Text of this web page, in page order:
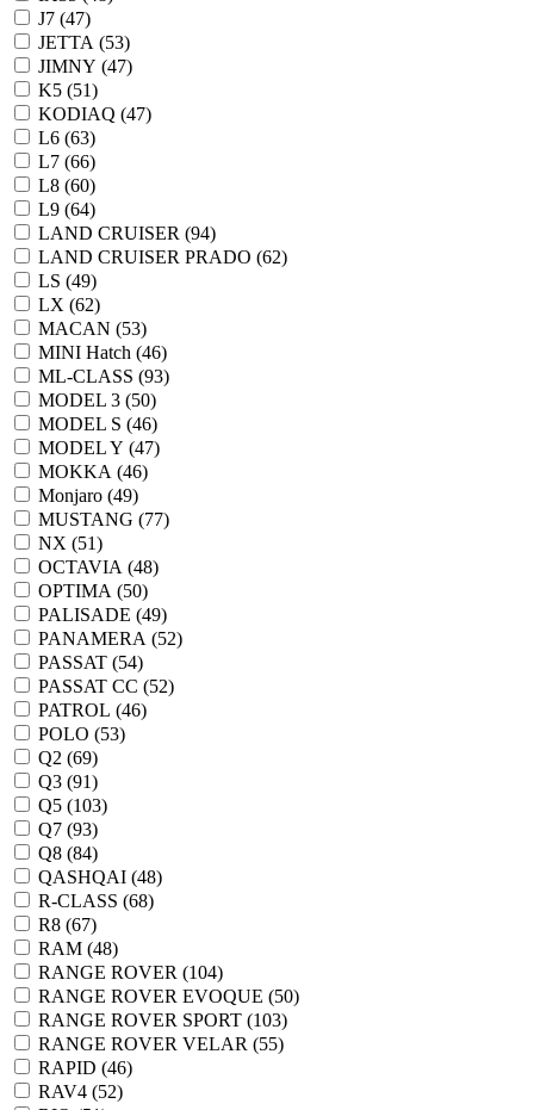
J7 (47)
JETTA (53)
JIMNY (47)
K5 (51)
KODIAQ (47)
L6 (63)
L7 (66)
L8 (60)
L9 (64)
LAND CRUISER (94)
LAND CRUISER PRADO (62)
LS (49)
LX (62)
MACAN (53)
MINI Hatch (46)
ML-CLASS (93)
MODEL 3 (50)
MODEL S (46)
MODEL Y (47)
MOKKA (46)
Monjaro (49)
MUSTANG (77)
NX (51)
OCTAVIA (48)
OPTIMA (50)
PALISADE (49)
PANAMERA (52)
PASSAT (54)
PASSAT CC (52)
PATROL (46)
POLO (53)
Q2 (69)
Q3 (91)
Q5 (103)
Q7 (93)
Q8 (84)
QASHQAI (48)
R-CLASS (68)
R8 (67)
RAM (48)
RANGE ROVER (104)
RANGE ROVER EVOQUE (50)
RANGE ROVER SPORT (103)
RANGE ROVER VELAR (55)
RAPID (46)
RAV4 (52)